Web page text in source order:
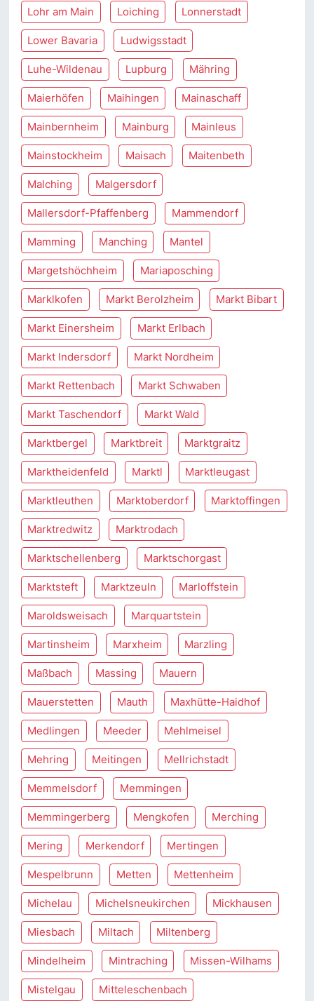
Lohr am Main Loiching Lonnerstadt
Lower Bavaria Ludwigsstadt
Luhe-Wildenau Lupburg Mähring
Maierhöfen Maihingen Mainaschaff
Mainbernheim Mainburg Mainleus
Mainstockheim Maisach Maitenbeth
Malching Malgersdorf
Mallersdorf-Pfaffenberg Mammendorf
Mamming Manching Mantel
Margetshöchheim Mariaposching
Marklkofen Markt Berolzheim Markt Bibart
Markt Einersheim Markt Erlbach
Markt Indersdorf Markt Nordheim
Markt Rettenbach Markt Schwaben
Markt Taschendorf Markt Wald
Marktbergel Marktbreit Marktgraitz
Marktheidenfeld Marktl Marktleugast
Marktleuthen Marktoberdorf Marktoffingen
Marktredwitz Marktrodach
Marktschellenberg Marktschorgast
Marktsteft Marktzeuln Marloffstein
Maroldsweisach Marquartstein
Martinsheim Marxheim Marzling
Maßbach Massing Mauern
Mauerstetten Mauth Maxhütte-Haidhof
Medlingen Meeder Mehlmeisel
Mehring Meitingen Mellrichstadt
Memmelsdorf Memmingen
Memmingerberg Mengkofen Merching
Mering Merkendorf Mertingen
Mespelbrunn Metten Mettenheim
Michelau Michelsneukirchen Mickhausen
Miesbach Miltach Miltenberg
Mindelheim Mintraching Missen-Wilhams
Mistelgau Mitteleschenbach